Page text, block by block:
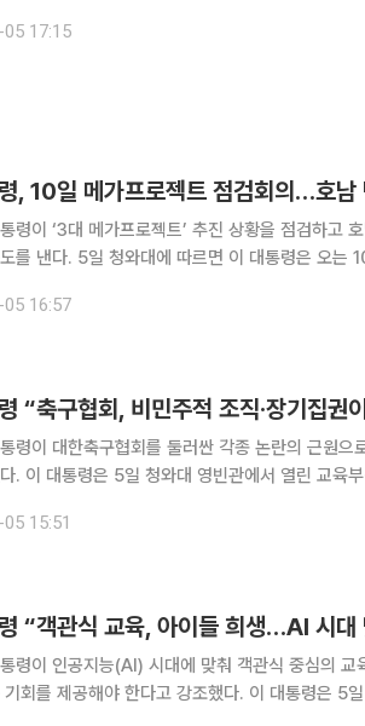
17:15
, 10일 메가프로젝트 점검회의…호남
령이 ‘3대 메가프로젝트’ 추진 상황을 점검하고
를 낸다. 5일 청와대에 따르면 이 대통령은 오는
후속 조치가 주요 점검 대상이다. 이번 회의에서
16:57
“축구협회, 비민주적 조직·장기집권
령이 대한축구협회를 둘러싼 각종 논란의 근원으
. 이 대통령은 5일 청와대 영빈관에서 열린 교육부
문제의 근원은 비민주적 조직”이라고 말했다. 이
15:51
“객관식 교육, 아이들 희생…AI 시대
령이 인공지능(AI) 시대에 맞춰 객관식 중심의 교
회를 제공해야 한다고 강조했다. 이 대통령은 5